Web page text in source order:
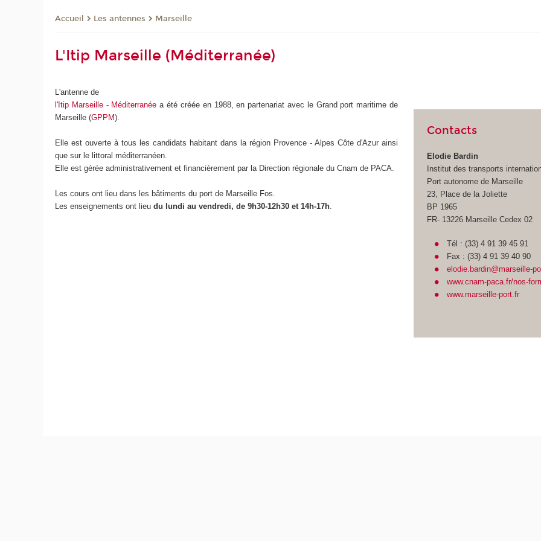
Accueil Les antennes Marseille
L'Itip Marseille (Méditerranée)
L'antenne de
l'Itip Marseille - Méditerranée a été créée en 1988, en partenariat avec le Grand port maritime de
Marseille (GPPM).
Elle est ouverte à tous les candidats habitant dans la région Provence - Alpes Côte d'Azur ainsi
que sur le littoral méditerranéen.
Elle est gérée administrativement et financièrement par la Direction régionale du Cnam de PACA.
Les cours ont lieu dans les bâtiments du port de Marseille Fos.
Les enseignements ont lieudu lundi au vendredi, de 9h30-12h30 et 14h-17h
Contacts
Elodie Bardin
Institut des transports
Port autonome de Marseille
23, Place de la Joliette
BP 1965
FR- 13226 Marseille Cedex 02
Tél : (33) 4 91 39 45 91
Fax : (33) 4 91 39 40 90
elodie.bardin@marseille-
www.cnam-paca.fr/nos-
www.marseille-port.fr